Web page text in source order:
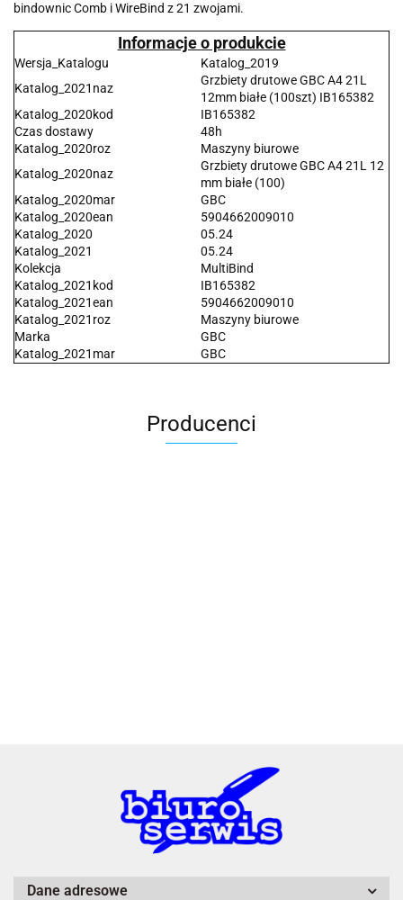
bindownic Comb i WireBind z 21 zwojami.
Informacje o produkcie
Wersja_Katalogu
Katalog_2019
Katalog_2021naz
Grzbiety drutowe GBC A4 21L
12mm białe (100szt) IB165382
Katalog_2020kod
IB165382
Czas dostawy
48h
Katalog_2020roz
Maszyny biurowe
Katalog_2020naz
Grzbiety drutowe GBC A4 21L 12
mm białe (100)
Katalog_2020mar
GBC
Katalog_2020ean
5904662009010
Katalog_2020
05.24
Katalog_2021
05.24
Kolekcja
MultiBind
Katalog_2021kod
IB165382
Katalog_2021ean
5904662009010
Katalog_2021roz
Maszyny biurowe
Marka
GBC
Katalog_2021mar
GBC
Producenci
A4 Tech
Dane adresowe